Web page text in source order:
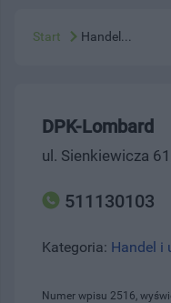
Start Handel...
DPK-Lombard
ul. Sienkiewicza
511130103
Kategoria: Handel i
Numer wpisu 2516,